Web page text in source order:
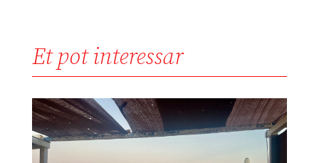
Et pot interessar